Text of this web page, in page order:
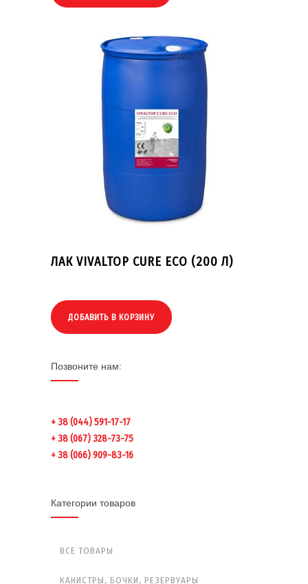
ЛАК VIVALTOP CURE ECO (200 Л)
ДОБАВИТЬ В КОРЗИНУ
Позвоните нам:
+ 38 (044) 591-17-17
+ 38 (067) 328-73-75
+ 38 (066) 909-83-16
Категории товаров
ВСЕ ТОВАРЫ
КАНИСТРЫ, БОЧКИ, РЕЗЕРВУАРЫ